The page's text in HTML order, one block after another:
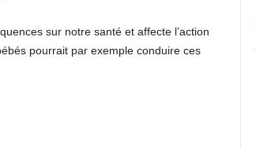
sur notre santé et affecte l’action
pourrait par exemple conduire ces